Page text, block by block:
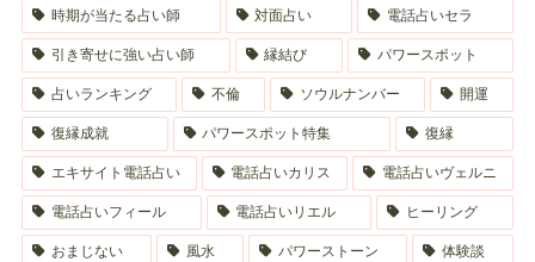
時期が当たる占い師 対面占い 電話占いセラ
引き寄せに強い占い師 縁結び パワースポット
占いランキング 不倫 ソウルナンバー 開運
復縁成就 パワースポット特集 復縁
エキサイト電話占い 電話占いカリス 電話占いヴェルニ
電話占いフィール 電話占いリエル ヒーリング
おまじない 風水 パワーストーン 体験談